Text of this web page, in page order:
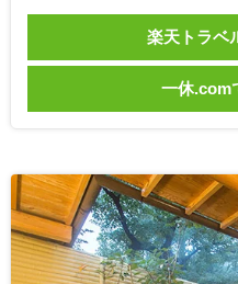
楽天トラベ
一休.com